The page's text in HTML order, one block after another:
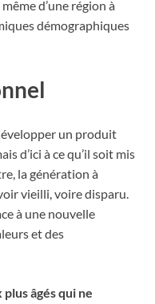
d’une région à
démographiques
un produit
d’ici à ce qu’il soit mis
la génération à
vieilli, voire disparu.
à une nouvelle
et des
âgés qui ne